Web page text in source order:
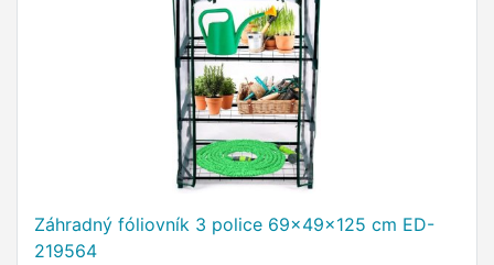
Záhradný fóliovník 3 police 69x49x125 cm ED-
219564